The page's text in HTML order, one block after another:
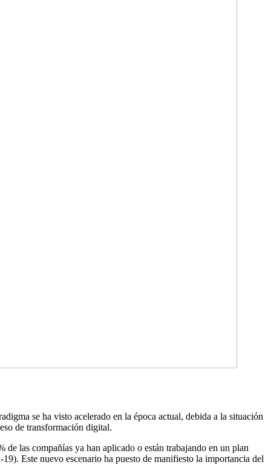
se ha visto acelerado en la época actual, debida a la situación
de transformación digital.
las compañías ya han aplicado o están trabajando en un plan
Este nuevo escenario ha puesto de manifiesto la importancia del